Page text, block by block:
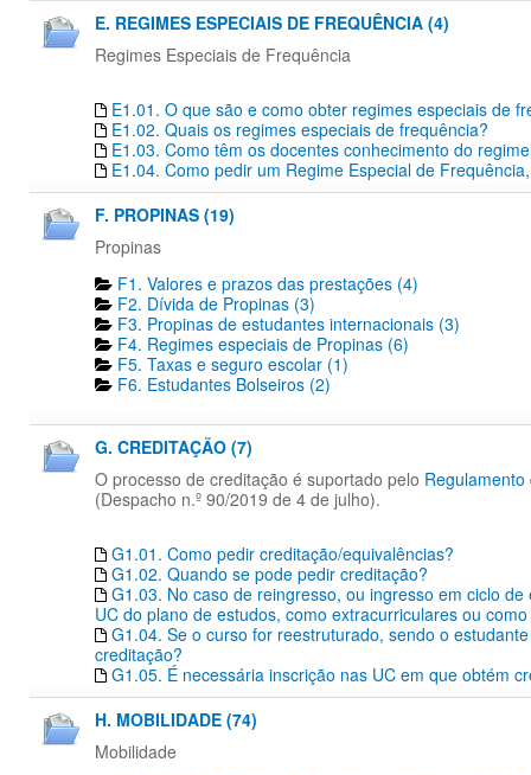
E. REGIMES ESPECIAIS DE FREQUÊNCIA (4)
Regimes Especiais de Frequência
E1.01. O que são e como obter regimes especiais de
E1.02. Quais os regimes especiais de frequência?
E1.03. Como têm os docentes conhecimento do
E1.04. Como pedir um Regime Especial de
F. PROPINAS (19)
Propinas
F1. Valores e prazos das prestações (4)
F2. Dívida de Propinas (3)
F3. Propinas de estudantes internacionais (3)
F4. Regimes especiais de Propinas (6)
F5. Taxas e seguro escolar (1)
F6. Estudantes Bolseiros (2)
G. CREDITAÇÃO (7)
O processo de creditação é suportado pelo
(Despacho n.º 90/2019 de 4 de julho).
G1.01. Como pedir creditação/equivalências?
G1.02. Quando se pode pedir creditação?
G1.03. No caso de reingresso, ou ingresso em ciclo
UC do plano de estudos, como extracurriculares ou
G1.04. Se o curso for reestruturado, sendo o
creditação?
G1.05. É necessária inscrição nas UC em que obtém
H. MOBILIDADE (74)
Mobilidade